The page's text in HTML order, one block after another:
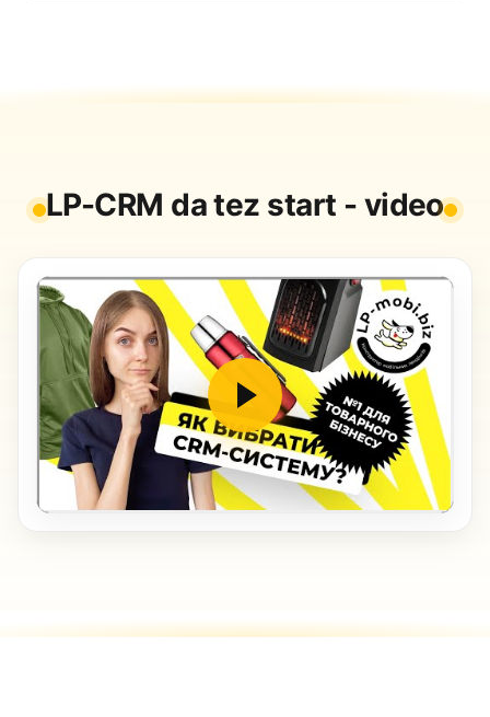
LP-CRM da tez start - video